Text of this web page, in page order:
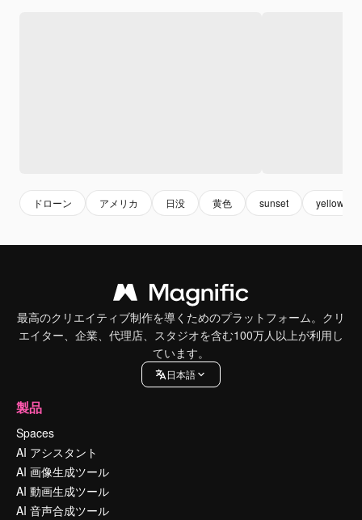
ドローン アメリカ 日没 黄色 sunset yellow
最高のクリエイティブ制作を導くためのプラットフォーム。クリ
エイター、企業、代理店、スタジオを含む100万人以上が利用し
ています。
日本語
製品
Spaces
AI アシスタント
AI 画像生成ツール
AI 動画生成ツール
AI 音声合成ツール